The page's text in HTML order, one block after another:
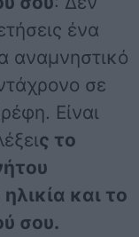
ένα
αναμνηστικό
σε
Είναι
ς το
και το
σου.